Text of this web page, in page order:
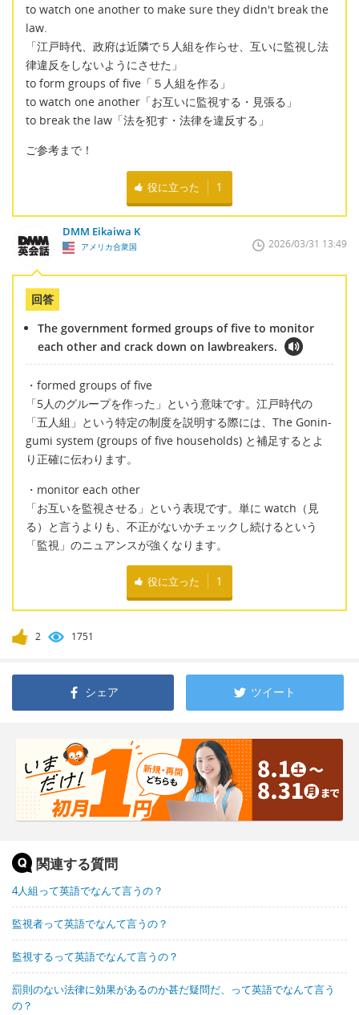
to watch one another to make sure they didn't break the
law.
「江戸時代、政府は近隣で５人組を作らせ、互いに監視し法
律違反をしないようにさせた」
to form groups of five「５人組を作る」
to watch one another「お互いに監視する・見張る」
to break the law「法を犯す・法律を違反する」
ご参考まで！
役に立った 1
DMM Eikaiwa K
アメリカ合衆国 2026/03/31 13:49
回答
The government formed groups of five to monitor
each other and crack down on lawbreakers.
・formed groups of five
「5人のグループを作った」という意味です。江戸時代の
「五人組」という特定の制度を説明する際には、The Gonin-
gumi system (groups of five households) と補足するとよ
り正確に伝わります。
・monitor each other
「お互いを監視させる」という表現です。単に watch（見
る）と言うよりも、不正がないかチェックし続けるという
「監視」のニュアンスが強くなります。
役に立った 1
2 1751
シェア ツイート
関連する質問
4人組って英語でなんて言うの？
監視者って英語でなんて言うの？
監視するって英語でなんて言うの？
罰則のない法律に効果があるのか甚だ疑問だ、って英語でなんて言う
の？